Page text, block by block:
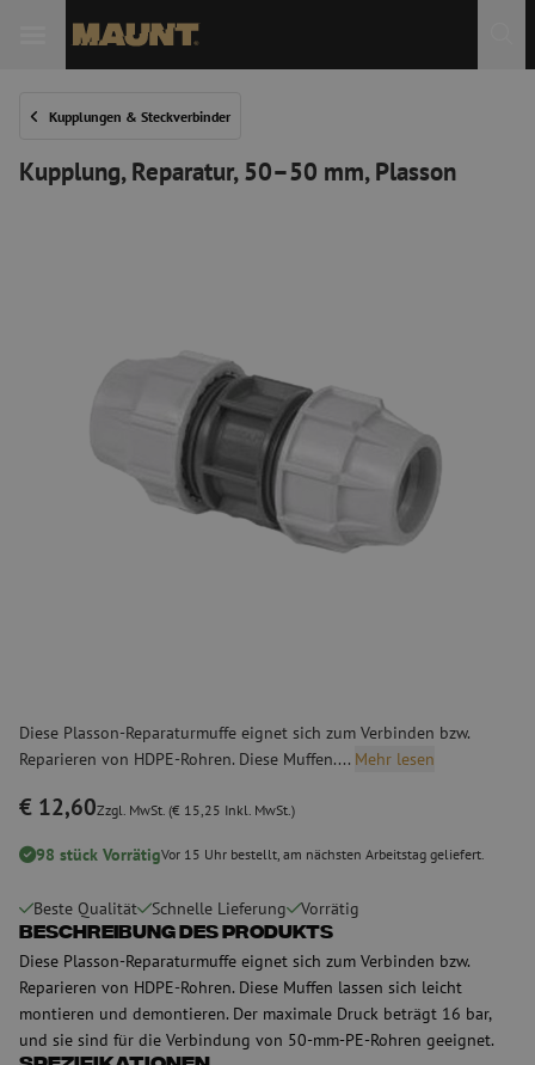
Kupplungen & Steckverbinder
Kupplung, Reparatur, 50–50 mm, Plasson
Diese Plasson-Reparaturmuffe eignet sich zum Verbinden bzw.
Reparieren von HDPE-Rohren. Diese Muffen.... Mehr lesen
€ 12,60Zzgl. MwSt. (€ 15,25 Inkl. MwSt.)
98 stück VorrätigVor 15 Uhr bestellt, am nächsten Arbeitstag geliefert.
Beste Qualität Schnelle Lieferung Vorrätig
Beschreibung des Produkts
Diese Plasson-Reparaturmuffe eignet sich zum Verbinden bzw.
Reparieren von HDPE-Rohren. Diese Muffen lassen sich leicht
montieren und demontieren. Der maximale Druck beträgt 16 bar,
und sie sind für die Verbindung von 50-mm-PE-Rohren geeignet.